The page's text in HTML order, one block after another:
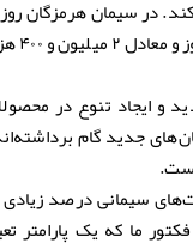
کلین کر
و ایجاد تنوع در
سیمان‌های جدید گام
سیمانی درصد زیادی
ما که یک پارامتر